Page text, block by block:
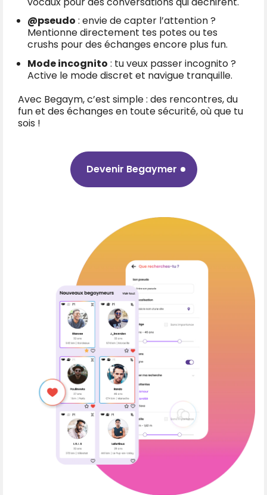
@pseudo : envie de capter l’attention ?
Mentionne directement tes potes ou tes
crushs pour des échanges encore plus fun.
Mode incognito : tu veux passer incognito ?
Active le mode discret et navigue tranquille.
Avec Begaym, c’est simple : des rencontres, du
fun et des échanges en toute sécurité, où que tu
sois !
Devenir Begaymer